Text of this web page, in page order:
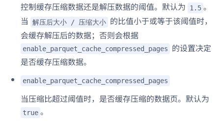
控制缓存压缩数据还是解压数据的阈值。默认为 1.5 。
当
解压后大小 / 压缩大小 的比值小于或等于该阈值时，
会缓存解压后的数据；否则会根据
enable_parquet_cache_compressed_pages
的设置决定
是否缓存压缩数据。
enable_parquet_cache_compressed_pages
当压缩比超过阈值时，是否缓存压缩的数据页。默认为
true 。